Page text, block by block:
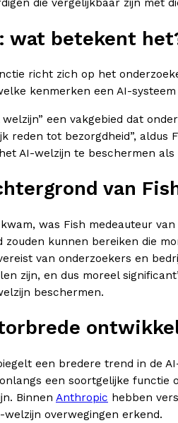
die vergelijkbaar zijn met
wat betekent
richt zich op het
kenmerken een AI-
welzijn” een vakgebied dat
reden tot bezorgdheid”,
AI-welzijn te beschermen
van
was Fish medeauteur
zouden kunnen bereiken die
van onderzoekers en
zijn, en dus moreel
beschermen.
een bredere trend in de
een soortgelijke functie
Binnen Anthropic hebben
overwegingen erkend.